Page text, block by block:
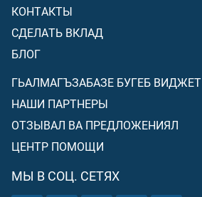
КОНТАКТЫ
СДЕЛАТЬ ВКЛАД
БЛОГ
ГЬАЛМАГЪЗАБАЗЕ БУГЕБ ВИДЖЕТ
НАШИ ПАРТНЕРЫ
ОТЗЫВАЛ ВА ПРЕДЛОЖЕНИЯЛ
ЦЕНТР ПОМОЩИ
МЫ В СОЦ. СЕТЯХ